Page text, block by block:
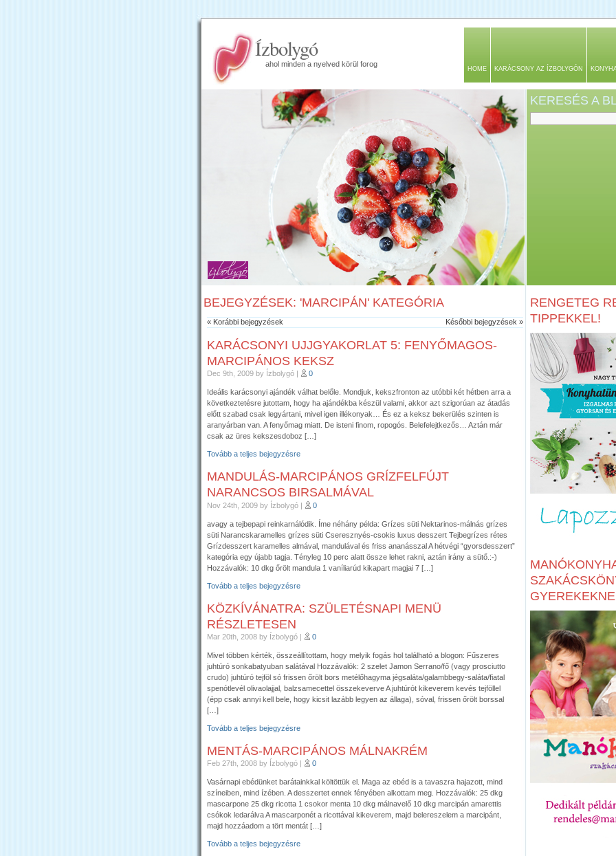
Ízbolygó
ahol minden a nyelved körül forog
HOME KARÁCSONY AZ ÍZBOLYGÓN
KERESÉS A
BEJEGYZÉSEK: 'MARCIPÁN' KATEGÓRIA
« Korábbi bejegyzések Későbbi bejegyzések »
KARÁCSONYI UJJGYAKORLAT 5: FENYŐMAGOS-
MARCIPÁNOS KEKSZ
Dec 9th, 2009 by Ízbolygó | 0
Ideális karácsonyi ajándék válhat belőle. Mondjuk, kekszfronton az utóbbi két hétben arra a
következtetésre jutottam, hogy ha ajándékba készül valami, akkor azt szigorúan az átadás
előtt szabad csak legyártani, mivel igen illékonyak… És ez a keksz bekerülés szinten is
aranyárban van. A fenyőmag miatt. De isteni finom, ropogós. Belefelejtkezős… Aztán már
csak az üres kekszesdoboz […]
Tovább a teljes bejegyzésre
MANDULÁS-MARCIPÁNOS GRÍZFELFÚJT
NARANCSOS BIRSALMÁVAL
Nov 24th, 2009 by Ízbolygó | 0
avagy a tejbepapi reinkarnálódik. Íme néhány példa: Grízes süti Nektarinos-málnás grízes
süti Narancskaramelles grízes süti Cseresznyés-csokis luxus desszert Tejbegrízes rétes
Grízdesszert karamelles almával, mandulával és friss ananásszal A hétvégi “gyorsdesszert”
kategória egy újabb tagja. Tényleg 10 perc alatt össze lehet rakni, aztán irány a sütő.:-)
Hozzávalók: 10 dkg őrölt mandula 1 vaníliarúd kikapart magjai 7 […]
Tovább a teljes bejegyzésre
KÖZKÍVÁNATRA: SZÜLETÉSNAPI MENÜ
RÉSZLETESEN
Mar 20th, 2008 by Ízbolygó | 0
Mivel többen kérték, összeállítottam, hogy melyik fogás hol található a blogon: Fűszeres
juhtúró sonkabatyuban salátával Hozzávalók: 2 szelet Jamon Serrano/fő (vagy prosciutto
crudo) juhtúró tejföl só frissen őrölt bors metélőhagyma jégsaláta/galambbegy-saláta/fiatal
spenótlevél olivaolajjal, balzsamecettel összekeverve A juhtúrót kikeverem kevés tejföllel
(épp csak annyi kell bele, hogy kicsit lazább legyen az állaga), sóval, frissen őrölt borssal
[…]
Tovább a teljes bejegyzésre
MENTÁS-MARCIPÁNOS MÁLNAKRÉM
Feb 27th, 2008 by Ízbolygó 0
Vasárnapi ebédünket barátainkkal költöttük el. Maga az ebéd is a tavaszra hajazott, mind
színeiben, mind ízében. A desszertet ennek fényében alkottam meg. Hozzávalók: 25 dkg
mascarpone 25 dkg ricotta 1 csokor menta 10 dkg málnavelő 10 dkg marcipán amarettis
csókok ledarálva A mascarponét a ricottával kikeverem, majd belereszelem a marcipánt,
majd hozzáadom a tört mentát […]
Tovább a teljes bejegyzésre
RENGETEG
TIPPEKKEL!